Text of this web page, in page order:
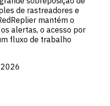
de rastreadores e
mantém o
alertas, o acesso por
fluxo de trabalho